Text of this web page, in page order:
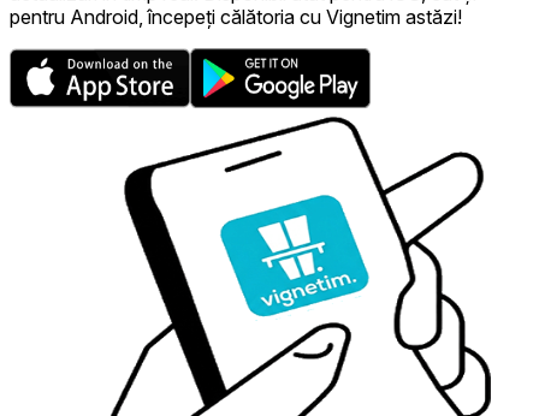
pentru Android, începeți călătoria cu Vignetim astăzi!